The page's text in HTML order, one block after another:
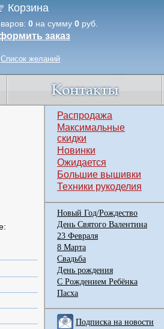
Корзина
0 на сумму 0 руб.
заказ
Список желаний
Распродажа
Максимальные
скидки
Новинки
Ожидается
Большие вышивки
Техники рукоделия
Новый Год/Рождество
День Святого Валентина
23 Февраля
8 Марта
Свадьба
День рождения
С Рождением Ребёнка
Пасха
Подписка на новости